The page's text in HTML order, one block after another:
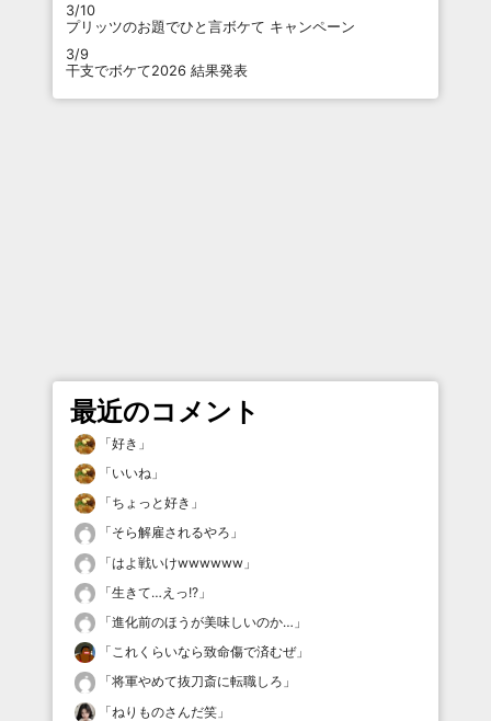
3/10
プリッツのお題でひと言ボケて キャンペーン
3/9
干支でボケて2026 結果発表
最近のコメント
「好き 」
「いいね 」
「ちょっと好き 」
「そら解雇されるやろ 」
「はよ戦いけwwwwww 」
「生きて…えっ!? 」
「進化前のほうが美味しいのか… 」
「これくらいなら致命傷で済むぜ」
「将軍やめて抜刀斎に転職しろ 」
「ねりものさんだ笑 」